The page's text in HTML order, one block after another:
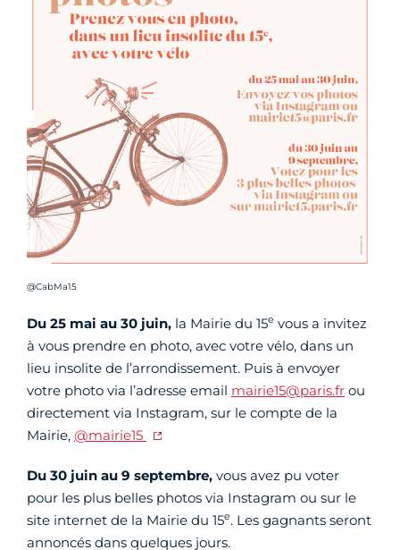
Crédit photo :
@CabMa15
Du 25 mai au 30 juin, la Mairie du 15e vous a invitez
à vous prendre en photo, avec votre vélo, dans un
lieu insolite de l’arrondissement. Puis à envoyer
votre photo via l’adresse email mairie15@paris.fr ou
directement via Instagram, sur le compte de la
Mairie, @mairie15
Du 30 juin au 9 septembre, vous avez pu voter
pour les plus belles photos via Instagram ou sur le
site internet de la Mairie du 15e. Les gagnants seront
annoncés dans quelques jours.